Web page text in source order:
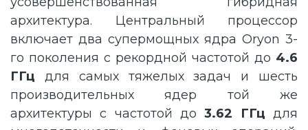
архитектура. Центральный процессор
включает два супермощных ядра Oryon 3-
го поколения с рекордной частотой до 4.6
ГГц для самых тяжелых задач и шесть
производительных ядер той же
архитектуры с частотой до3.62 ГГц для